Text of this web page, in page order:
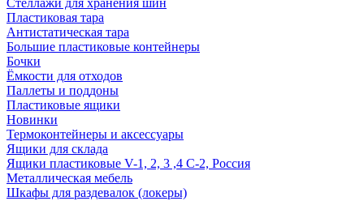
Стеллажи для хранения шин
Пластиковая тара
Антистатическая тара
Большие пластиковые контейнеры
Бочки
Ёмкости для отходов
Паллеты и поддоны
Пластиковые ящики
Новинки
Термоконтейнеры и аксессуары
Ящики для склада
Ящики пластиковые V-1, 2, 3 ,4 С-2, Россия
Металлическая мебель
Шкафы для раздевалок (локеры)